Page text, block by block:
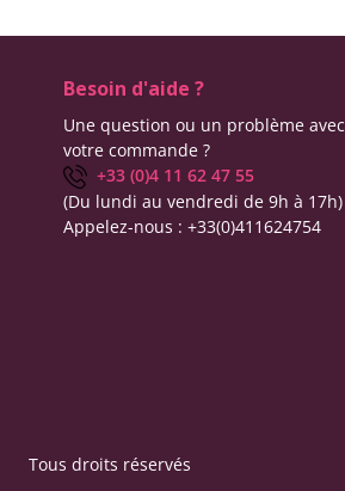
Besoin d'aide ?
Une question ou un problème avec
votre commande ?
+33 (0)4 11 62 47 55
(Du lundi au vendredi de 9h à 17h)
Appelez-nous : +33(0)411624754
Tous droits réservés